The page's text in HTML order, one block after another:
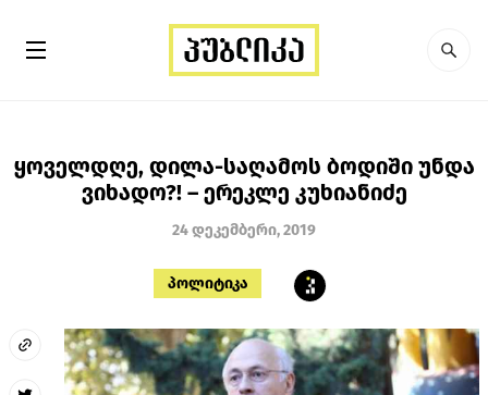
ყოველდღე, დილა-საღამოს ბოდიში უნდა
ვიხადო?! – ერეკლე კუხიანიძე
24 დეკემბერი, 2019
პოლიტიკა